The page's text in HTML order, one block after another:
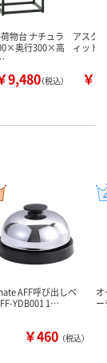
物台 ナチュラ
奥行300×高
9,480（税込）
アスク
ィット
￥
AFF呼び出しベ
YDB001 1…
￥460 （税込）